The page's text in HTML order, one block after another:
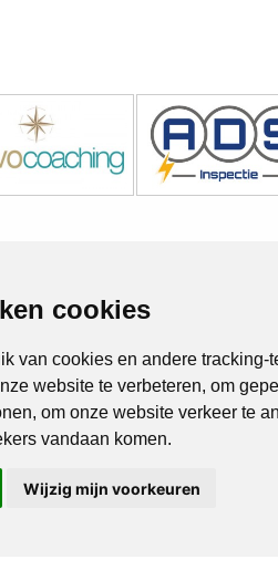
cookies
van cookies en andere tracking-
website te verbeteren, om
om onze website verkeer te
vandaan komen.
Wijzig mijn voorkeuren
Zeewolde Online